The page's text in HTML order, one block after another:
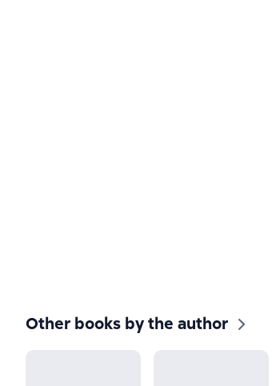
Other books by the author